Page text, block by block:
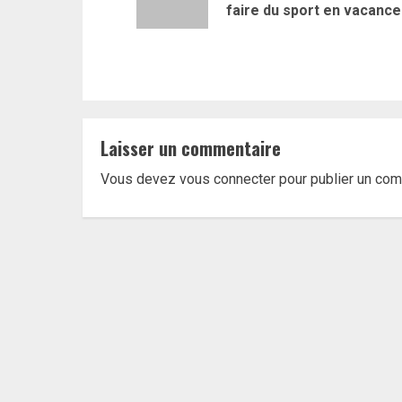
faire du sport en
Laisser un commentaire
Vous devez vous connecter pour publier un